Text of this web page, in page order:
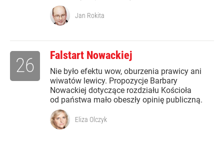
Jan Rokita
Falstart Nowackiej
Nie było efektu wow, oburzenia prawicy ani
wiwatów lewicy. Propozycje Barbary
Nowackiej dotyczące rozdziału Kościoła
od państwa mało obeszły opinię publiczną.
26
Eliza Olczyk